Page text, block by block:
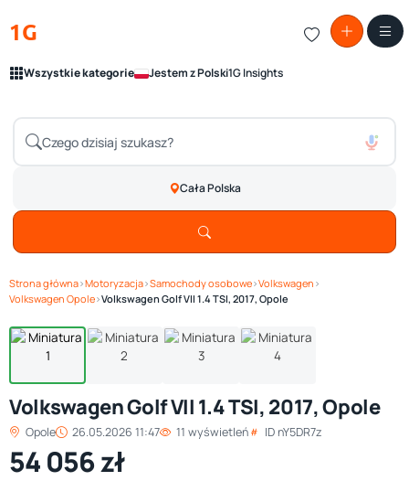
1G
Wszystkie kategorie Jestem z Polski1G Insights
Cała Polska
Strona główna›Motoryzacja›Samochody osobowe›Volkswagen ›
Volkswagen Opole›Volkswagen Golf VII 1.4 TSI, 2017, Opole
1/ 4 Zobacz galerię
Volkswagen Golf VII 1.4 TSI, 2017, Opole
Opole 26.05.2026 11:47 11 wyświetleń ID nY5DR7z
54 056 zł